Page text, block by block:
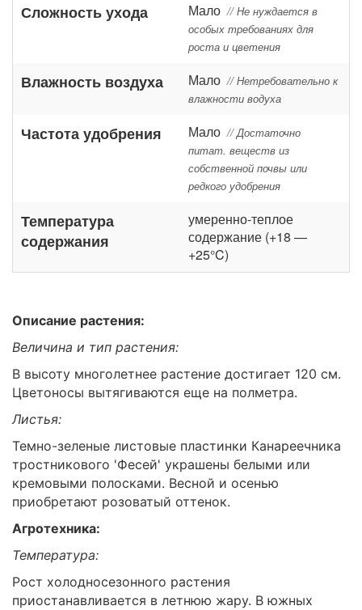
Сложность ухода Мало // Не нуждается в
особых требованиях для
роста и цветения
Влажность воздуха Мало // Нетребовательно к
влажности водуха
Частота удобрения Мало // Достаточно
питат. веществ из
собственной почвы или
редкого удобрения
Температура
содержания
умеренно-теплое
содержание (+18 —
+25°C)
Описание растения:
Величина и тип растения:
В высоту многолетнее растение достигает 120 см.
Цветоносы вытягиваются еще на полметра.
Листья:
Темно-зеленые листовые пластинки Канареечника
тростникового 'Фесей' украшены белыми или
кремовыми полосками. Весной и осенью
приобретают розоватый оттенок.
Агротехника:
Температура:
Рост холодносезонного растения
приостанавливается в летнюю жару. В южных